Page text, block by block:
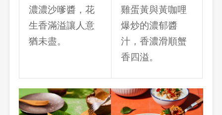
濃濃沙嗲醬，花
生香滿溢讓人意
猶未盡。
雞蛋黃與黃咖哩
爆炒的濃郁醬
汁，香濃滑順蟹
香四溢。